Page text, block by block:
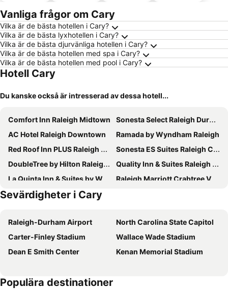
Vanliga frågor om Cary
Vilka är de bästa hotellen i Cary?
Vilka är de bästa lyxhotellen i Cary?
Vilka är de bästa djurvänliga hotellen i Cary?
Vilka är de bästa hotellen med spa i Cary?
Vilka är de bästa hotellen med pool i Cary?
Hotell Cary
Du kanske också är intresserad av dessa hotell...
Comfort Inn Raleigh Midtown
Sonesta Select Raleigh Durham Airport Morrisville
AC Hotel Raleigh Downtown
Ramada by Wyndham Raleigh
Red Roof Inn PLUS Raleigh Downtown NCSU Conv Center
Sonesta ES Suites Raleigh Cary
DoubleTree by Hilton Raleigh Crabtree Valley
Quality Inn & Suites Raleigh Durham Airport
La Quinta Inn & Suites by Wyndham Raleigh Durham Intl AP
Raleigh Marriott Crabtree Valley
Fairfield Inn & Suites Raleigh-Durham Airport/Brier Creek
Suburban Studios Cary - RDU Airport
Hyatt Place Raleigh Cary
Four Points by Sheraton Raleigh Arena
Hilton Garden Inn Raleigh-Durham Airport
Holiday Inn Raleigh-Durham Airport by IHG
Microtel Inn & Suites by Wyndham Raleigh Durham Airport
La Quinta Inn & Suites by Wyndham Raleigh Crabtree
Sevärdigheter i Cary
Raleigh-Durham Airport
North Carolina State Capitol
Carter-Finley Stadium
Wallace Wade Stadium
Dean E Smith Center
Kenan Memorial Stadium
Populära destinationer